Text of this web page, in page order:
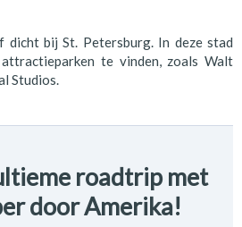
dicht bij St. Petersburg. In deze stad
te vinden, zoals Walt
Studios.
roadtrip met
door Amerika!